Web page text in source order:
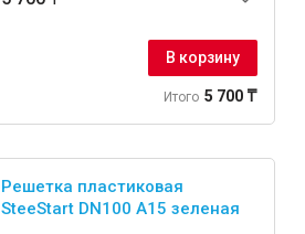
В корзину
Итого 5 700 ₸
Решетка пластиковая
SteeStart DN100 А15 зеленая